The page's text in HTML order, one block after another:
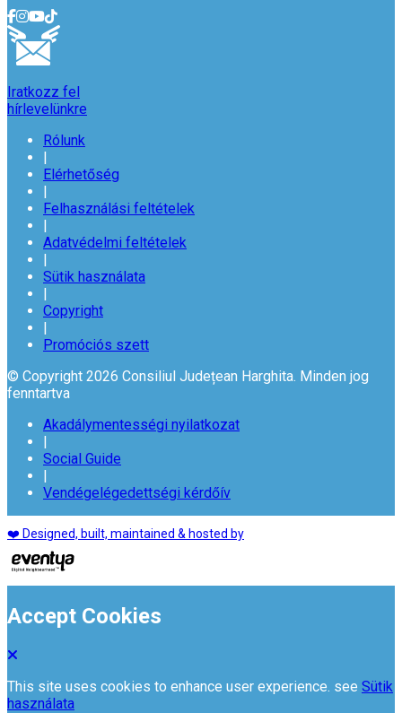
Iratkozz fel
hírlevelünkre
Rólunk
|
Elérhetőség
|
Felhasználási feltételek
|
Adatvédelmi feltételek
|
Sütik használata
|
Copyright
|
Promóciós szett
© Copyright 2026 Consiliul Județean Harghita. Minden jog
fenntartva
Akadálymentességi nyilatkozat
|
Social Guide
|
Vendégelégedettségi kérdőív
❤️ Designed, built, maintained & hosted by
Accept Cookies
This site uses cookies to enhance user experience. see Sütik
használata